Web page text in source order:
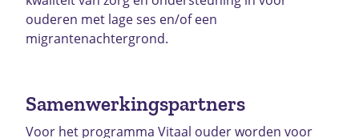
ouderen met lage ses en/of een
migrantenachtergrond.
Samenwerkingspartners
Voor het programma Vitaal ouder worden voor